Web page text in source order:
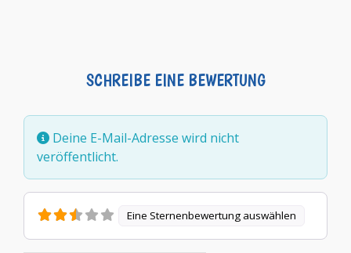
SCHREIBE EINE BEWERTUNG
Deine E-Mail-Adresse wird nicht
veröffentlicht.
Eine Sternenbewertung auswählen